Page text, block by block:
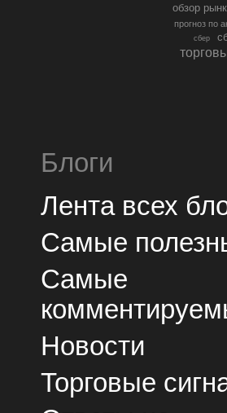
обзор
прогноз по
сбер
Блоги
Лента всех
Самые
Самые
Новости
Торговые